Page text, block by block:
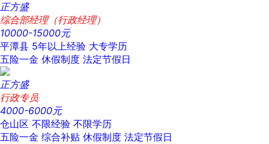
正方盛
综合部经理（行政经理）
10000-15000元
平潭县 5年以上经验 大专学历
五险一金 休假制度 法定节假日
正方盛
行政专员
4000-6000元
仓山区 不限经验 不限学历
五险一金 综合补贴 休假制度 法定节假日